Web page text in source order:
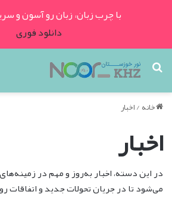
با چرب زبان، زبان رو آسون و
دانلود فوری
جستجو
برای
خانه/اخبار
اخبار
در این دسته، اخبار به‌روز و مهم در
می‌شود تا در جریان تحولات جدید و اتفاقات